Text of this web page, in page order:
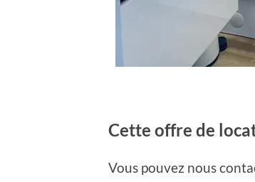
Cette offre de
Vous pouvez nous